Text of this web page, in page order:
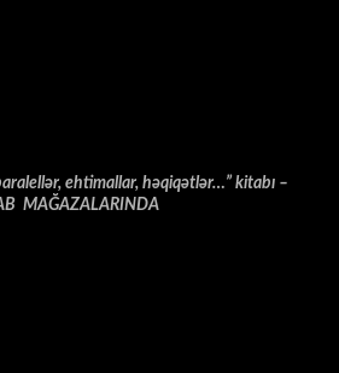
ehtimallar, həqiqətlər…” kitabı –
MAĞAZALARINDA